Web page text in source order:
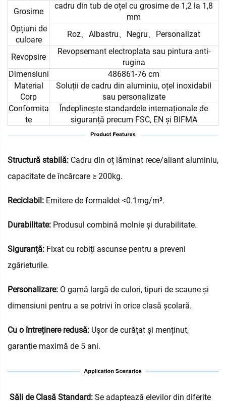
Grosime
cadru din tub de oțel cu grosime de 1,2 la 1,8
mm
Opțiuni de
culoare
Roz、Albastru、Negru、Personalizat
Revopsire
Revopsemant electroplata sau pintura anti-
rugina
Dimensiuni
486861-76 cm
Material
Corp
Soluții de cadru din aluminiu, oțel inoxidabil
sau personalizate
Conformita
te
Îndeplinește standardele internaționale de
siguranță precum FSC, EN și BIFMA
Structură stabilă: Cadru din oț lăminat rece/aliant aluminiu,
capacitate de încărcare ≥ 200kg.
Reciclabil: Emitere de formaldet <0.1mg/m³.
Durabilitate: Produsul combină molnie și durabilitate.
Siguranță: Fixat cu robiți ascunse pentru a preveni
zgârieturile.
Personalizare: O gamă largă de culori, tipuri de scaune și
dimensiuni pentru a se potrivi în orice clasă școlară.
Cu o întreținere redusă: Ușor de curățat și menținut,
garanție maximă de 5 ani.
Săli de Clasă Standard: Se adaptează elevilor din diferite